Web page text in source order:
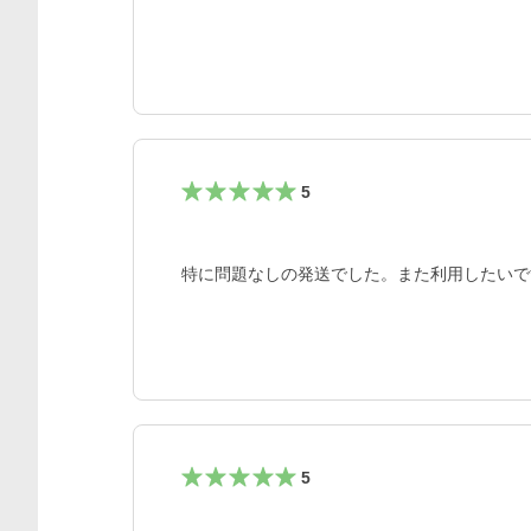
5
特に問題なしの発送でした。また利用したい
5